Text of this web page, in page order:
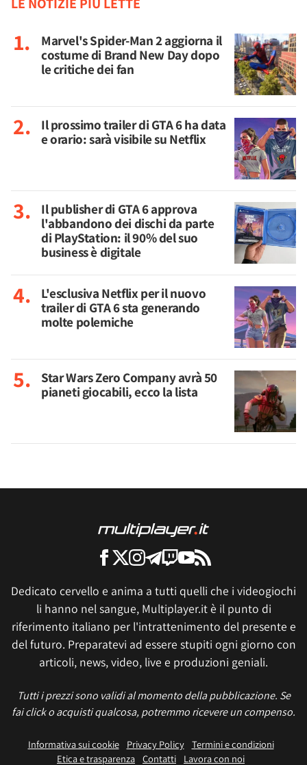
Marvel's Spider-Man 2 aggiorna il
costume di Brand New Day dopo
le critiche dei fan
Il prossimo trailer di GTA 6 ha data
e orario: sarà visibile su Netflix
Il publisher di GTA 6 approva
l'abbandono dei dischi da parte
di PlayStation: il 90% del suo
business è digitale
L'esclusiva Netflix per il nuovo
trailer di GTA 6 sta generando
molte polemiche
Star Wars Zero Company avrà 50
pianeti giocabili, ecco la lista
Dedicato cervello e anima a tutti quelli che i videogiochi
li hanno nel sangue, Multiplayer.it è il punto di
riferimento italiano per l'intrattenimento del presente e
del futuro. Preparatevi ad essere stupiti ogni giorno con
articoli, news, video, live e produzioni geniali.
Tutti i prezzi sono validi al momento della pubblicazione. Se
fai click o acquisti qualcosa, potremmo ricevere un compenso.
Informativa sui cookie Privacy Policy
Termini e condizioni
Etica e trasparenza Contatti Lavora con noi